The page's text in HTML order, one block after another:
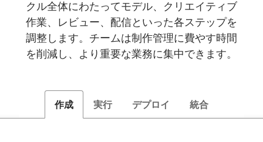
クル全体にわたってモデル、クリエイティブ
作業、レビュー、配信といった各ステップを
調整します。チームは制作管理に費やす時間
を削減し、より重要な業務に集中できます。
作成 実行 デプロイ 統合